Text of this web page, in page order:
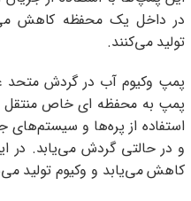
در داخل یک محفظه کاهش
تولید می‌کنند.
پمپ وکیوم آب در گردش متحد
پمپ به محفظه ای خاص
استفاده از پره‌ها و
و در حالتی گردش می‌یابد. در
کاهش می‌یابد و وکیوم تولید